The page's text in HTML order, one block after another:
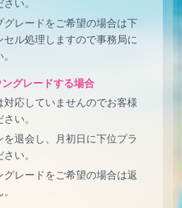
い。
グレードをご希望の場合は下
セル処理しますので事務局に
グレードする場合
対応していませんのでお客様
い。
を退会し、月初日に下位プラ
い。
グレードをご希望の場合は返